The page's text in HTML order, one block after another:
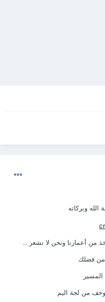
وبركاته
من أعمارنا ونحن لا نشعر ...
فضلك
المسير
من لجة اليم